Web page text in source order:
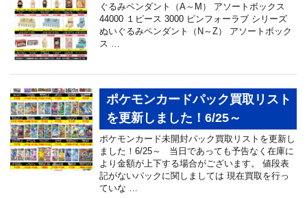
ぐるみペンダント（A～M） アソートボックス
44000 １ピース 3000 ピンフォーラブ シリーズ
ぬいぐるみペンダント（N～Z） アソートボック
ス …
ポケモンカードパック買取リスト
を更新しました！6/25～
ポケモンカード未開封パック買取リストを更新し
ました！6/25～ 当日であっても予告なく在庫に
より金額が上下する場合がございます。 値段表
記がないパックに関しましては 現在買取を行っ
ていな …